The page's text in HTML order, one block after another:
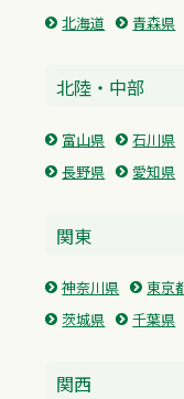
北海道 青森県
北陸・中部
富山県 石川県
長野県
愛知県
関東
神奈川県 東京
茨城県
千葉県
関西